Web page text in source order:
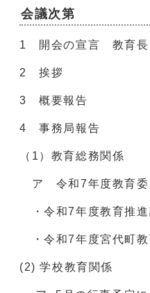
会議次第
1 開会の宣言 教育長
2 挨拶
3 概要報告
4 事務局報告
（1）教育総務関係
ア 令和7年度教育委
・令和7年度教育推進
・令和7年度宮代町
(2) 学校教育関係